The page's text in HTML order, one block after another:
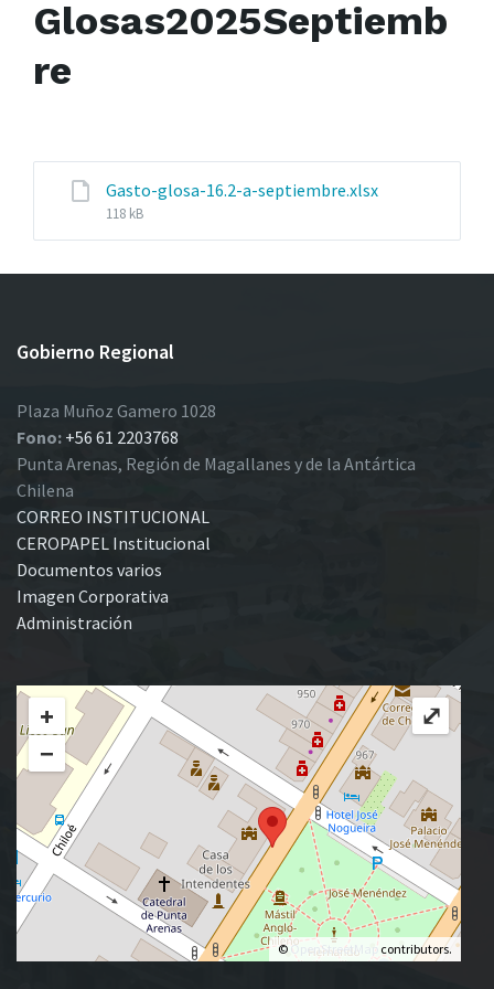
Glosas2025Septiemb
re
Gasto-glosa-16.2-a-septiembre.xlsx
File
118 kB
Gobierno Regional
Plaza Muñoz Gamero 1028
Fono: +56 61 2203768
Punta Arenas, Región de Magallanes y de la Antártica
Chilena
CORREO INSTITUCIONAL
CEROPAPEL Institucional
Documentos varios
Imagen Corporativa
Administración
+
−
© OpenStreetMap contributors.
⤢